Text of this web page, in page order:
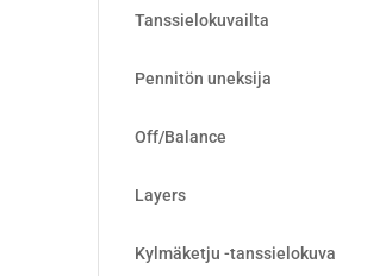
Tanssielokuvailta
Pennitön uneksija
Off/Balance
Layers
Kylmäketju -tanssielokuva